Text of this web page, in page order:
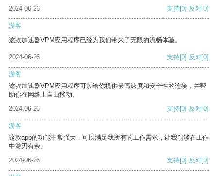
2024-06-26
支持[0] 反对[0]
游客
这款加速器VPM应用程序已经为我们带来了无限的流畅体验。
2024-06-26 支持[0] 反对[0]
游客
这款加速器VPM应用程序可以给你提供最高速度和安全性的连接，并帮
助你在网络上自由移动。
2024-06-26
支持[0] 反对[0]
游客
这款app的功能非常强大，可以满足我所有的工作需求，让我能够在工作
中游刃有余。
2024-06-26
支持[0] 反对[0]